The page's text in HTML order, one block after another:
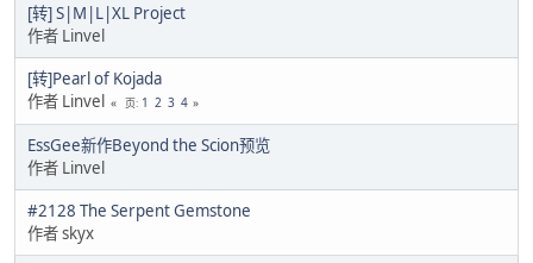
[转] S|M|L|XL Project
作者 Linvel
[转]Pearl of Kojada
作者 Linvel
页 1 2 3 4
EssGee新作Beyond the Scion预览
作者 Linvel
#2128 The Serpent Gemstone
作者 skyx